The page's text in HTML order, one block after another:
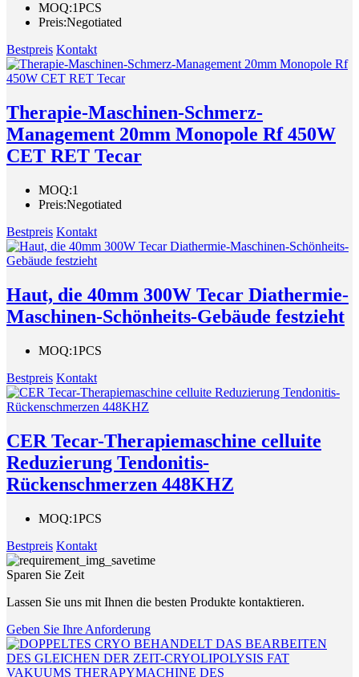
MOQ:1PCS
Preis:Negotiated
Bestpreis Kontakt
Therapie-Maschinen-Schmerz-
Management 20mm Monopole Rf 450W
CET RET Tecar
MOQ:1
Preis:Negotiated
Bestpreis Kontakt
Haut, die 40mm 300W Tecar Diathermie-
Maschinen-Schönheits-Gebäude festzieht
MOQ:1PCS
Bestpreis Kontakt
CER Tecar-Therapiemaschine celluite
Reduzierung Tendonitis-
Rückenschmerzen 448KHZ
MOQ:1PCS
Bestpreis Kontakt
Sparen Sie Zeit
Lassen Sie uns mit Ihnen die besten Produkte kontaktieren.
Geben Sie Ihre Anforderung